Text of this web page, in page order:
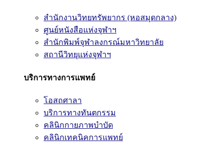
สำนักงานวิทยทรัพยากร (หอสมุดกลาง)
ศูนย์หนังสือแห่งจุฬาฯ
สำนักพิมพ์จุฬาลงกรณ์มหาวิทยาลัย
สถานีวิทยุแห่งจุฬาฯ
บริการทางการแพทย์
โอสถศาลา
บริการทางทันตกรรม
คลินิกกายภาพบำบัด
คลินิกเทคนิคการแพทย์